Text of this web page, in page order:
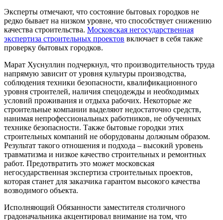
Эксперты отмечают, что состояние бытовых городков не
редко бывает на низком уровне, что способствует снижению
качества строительства. Московская негосударственная
экспертиза строительных проектов включает в себя также
проверку бытовых городков.
Марат Хуснуллин подчеркнул, что производительность труда
напрямую зависит от уровня культуры производства,
соблюдения техники безопасности, квалификационного
уровня строителей, наличия спецодежды и необходимых
условий проживания и отдыха рабочих. Некоторые же
строительные компании выделяют недостаточно средств,
нанимая непрофессиональных работников, не обученных
технике безопасности. Также бытовые городки этих
строительных компаний не оборудованы должным образом.
Результат такого отношения и подхода – высокий уровень
травматизма и низкое качество строительных и ремонтных
работ. Предотвратить это может московская
негосударственная экспертиза строительных проектов,
которая станет для заказчика гарантом высокого качества
возводимого объекта.
Исполняющий Обязанности заместителя столичного
градоначальника акцентировал внимание на том, что